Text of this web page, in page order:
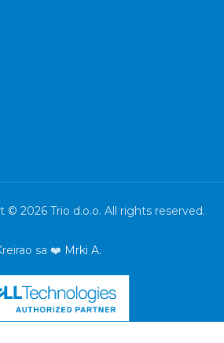
© 2026 Trio d.o.o. All rights reserved.
sa ❤️ Mrki A.